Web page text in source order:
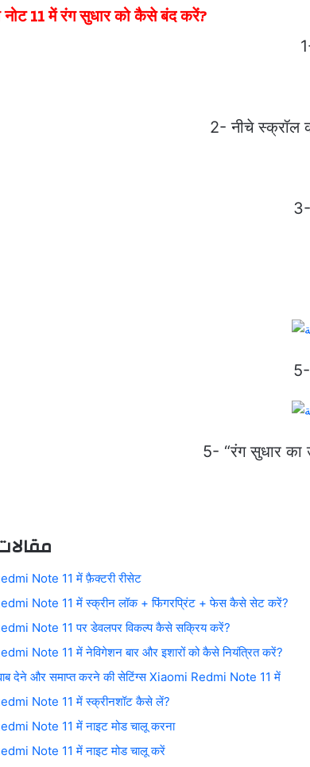
नोट 11 में रंग सुधार को कैसे बंद करें?
2- नीचे स्क्रॉल
5- “रंग सुधार का
Note 11 में फ़ैक्टरी रीसेट
Note 11 में स्क्रीन लॉक + फिंगरप्रिंट + फेस कैसे सेट करें?
Note 11 पर डेवलपर विकल्प कैसे सक्रिय करें?
Note 11 में नेविगेशन बार और इशारों को कैसे नियंत्रित करें?
देने और समाप्त करने की सेटिंग्स Xiaomi Redmi Note 11 में
Note 11 में स्क्रीनशॉट कैसे लें?
Note 11 में नाइट मोड चालू करना
Note 11 में नाइट मोड चालू करें